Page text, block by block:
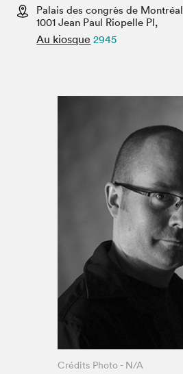
Espace médias
Palais des congrès de Montréal
1001 Jean Paul Riopelle Pl,
Au kiosque 2945
Crédits Photo - N/A